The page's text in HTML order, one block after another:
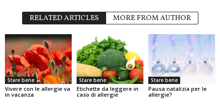
RELATED ARTICLES MORE FROM AUTHOR
Stare bene
Vivere con le allergie va
in vacanza
Stare bene
Etichette da leggere in
caso di allergie
Stare bene
Pausa natalizia per le
allergie?